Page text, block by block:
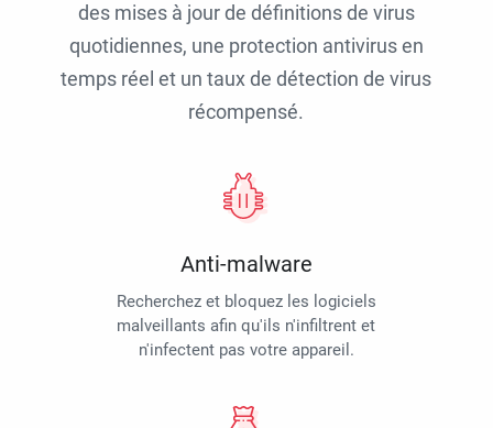
des mises à jour de définitions de virus
quotidiennes, une protection antivirus en
temps réel et un taux de détection de virus
récompensé.
Anti-malware
Recherchez et bloquez les logiciels
malveillants afin qu'ils n'infiltrent et
n'infectent pas votre appareil.